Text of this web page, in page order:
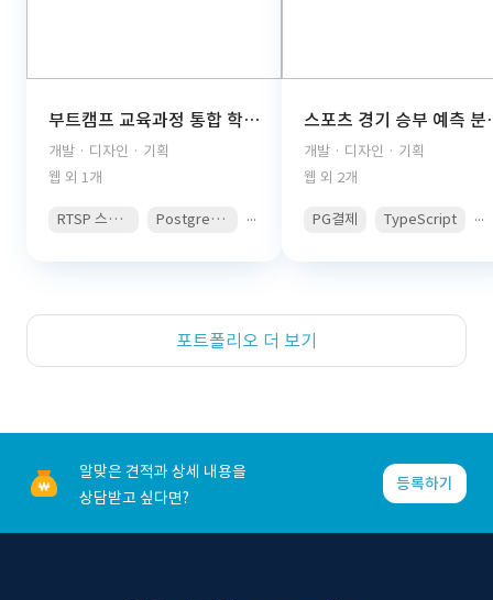
부트캠프 교육과정 통합 학습관리 플랫폼(React, TypeScript, FastAPI, PostgreSQL, AWS S3, JWT Auth, PDF Viewer)
개발 · 디자인 · 기획
웹 외 1개
RTSP 스트리밍 PostgreSQL ...
스포츠 경기 승부 예
개발 · 디자인 · 기획
웹 외 2개
PG결제 TypeScript ...
포트폴리오 더 보기
알맞은 견적과 상세 내용을
상담받고 싶다면?
등록하기